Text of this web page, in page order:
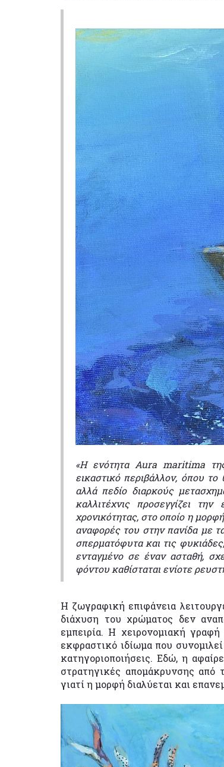
«Η ενότητα Aura maritima
εικαστικό περιβάλλον, όπου
αλλά πεδίο διαρκούς
καλλιτέχνις προσεγγίζει
χρονικότητας, στο οποίο η
αναφορές του στην πανίδα με
σπερματόφυτα και τις
ενταγμένο σε έναν ασταθή,
φόντου καθίσταται ενίοτε
Η ζωγραφική επιφάνεια
διάχυση του χρώματος δεν
εμπειρία. Η χειρονομιακή
εκφραστικό ιδίωμα που
κατηγοριοποιήσεις. Εδώ, η
στρατηγικές απομάκρυνσης από
γιατί η μορφή διαλύεται και